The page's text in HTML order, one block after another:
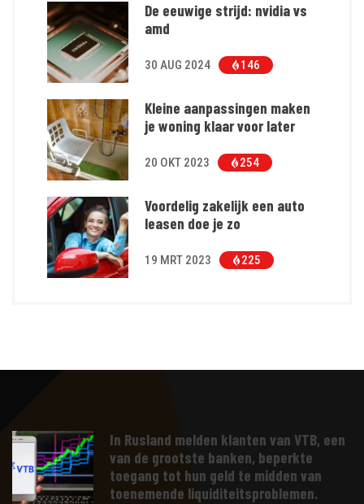
De eeuwige strijd: nvidia vs
amd
30 AUG 2024 146
Kleine aanpassingen maken
je woning klaar voor later
20 OKT 2023 254
Voordelig zakelijk een auto
leasen doe je zo
19 MRT 2023 225
In Rusland melden klanten van VTB, een
van de grootste banken, beperkte
toegang tot hun geld te midden van
toenemende liquiditeitsproblemen.